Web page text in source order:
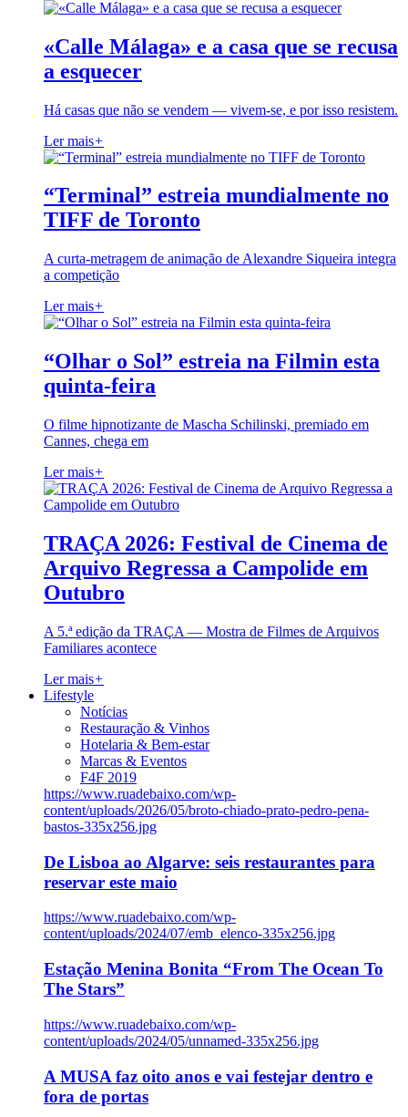
«Calle Málaga» e a casa que se recusa
a esquecer
Há casas que não se vendem — vivem-se, e por isso resistem.
Ler mais+
“Terminal” estreia mundialmente no
TIFF de Toronto
A curta-metragem de animação de Alexandre Siqueira integra
a competição
Ler mais+
“Olhar o Sol” estreia na Filmin esta
quinta-feira
O filme hipnotizante de Mascha Schilinski, premiado em
Cannes, chega em
Ler mais+
TRAÇA 2026: Festival de Cinema de
Arquivo Regressa a Campolide em
Outubro
A 5.ª edição da TRAÇA — Mostra de Filmes de Arquivos
Familiares acontece
Ler mais+
Lifestyle
Notícias
Restauração & Vinhos
Hotelaria & Bem-estar
Marcas & Eventos
F4F 2019
https://www.ruadebaixo.com/wp-
content/uploads/2026/05/broto-chiado-prato-pedro-pena-
bastos-335x256.jpg
De Lisboa ao Algarve: seis restaurantes para
reservar este maio
https://www.ruadebaixo.com/wp-
content/uploads/2024/07/emb_elenco-335x256.jpg
Estação Menina Bonita “From The Ocean To
The Stars”
https://www.ruadebaixo.com/wp-
content/uploads/2024/05/unnamed-335x256.jpg
A MUSA faz oito anos e vai festejar dentro e
fora de portas